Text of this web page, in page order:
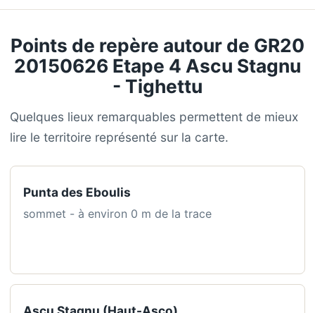
Points de repère autour de GR20
20150626 Etape 4 Ascu Stagnu
- Tighettu
Quelques lieux remarquables permettent de mieux
lire le territoire représenté sur la carte.
Punta des Eboulis
sommet - à environ 0 m de la trace